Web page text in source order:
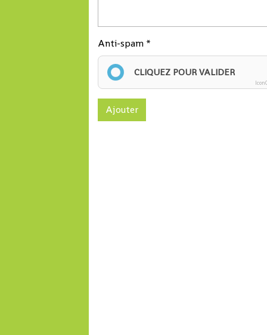
Anti-spam
CLIQUEZ POUR VALIDER
Ajouter